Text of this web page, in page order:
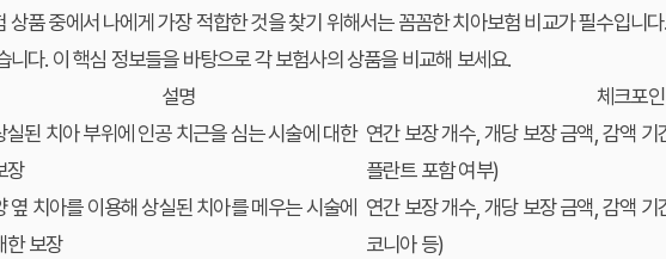
상품 중에서 나에게 가장 적합한 것을 찾기 위해서는 꼼꼼한치아보험 비교가 필수입니
니다. 이 핵심 정보들을 바탕으로 각 보험사의 상품을 비교해 보세요.
설명 체크포
실된 치아 부위에 인공 치근을 심는 시술에 대한
장
연간 보장 개수, 개당 보장 금액, 감액
플란트 포함 여부)
옆 치아를 이용해 상실된 치아를 메우는 시술에
한 보장
연간 보장 개수, 개당 보장 금액, 감액
코니아 등)